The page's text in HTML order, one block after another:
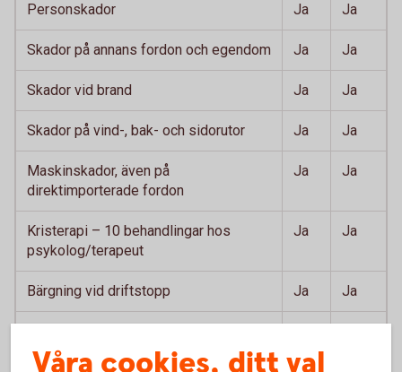
Personskador Ja Ja
Skador på annans fordon och egendom Ja Ja
Skador vid brand Ja Ja
Skador på vind-, bak- och sidorutor Ja Ja
Maskinskador, även på
direktimporterade fordon
Ja Ja
Kristerapi – 10 behandlingar hos
psykolog/terapeut
Ja Ja
Bärgning vid driftstopp Ja Ja
Våra cookies, ditt val